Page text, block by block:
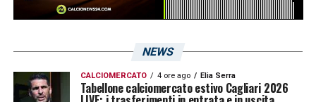
NEWS
CALCIOMERCATO 4 ore ago Elia Serra
Tabellone calciomercato estivo Cagliari 2026